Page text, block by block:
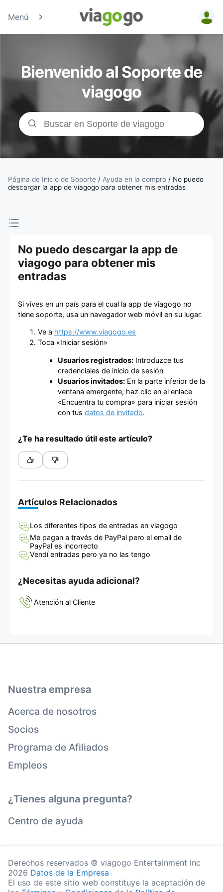
Menú
Entradas
para
Conciertos,
Deporte y
Teatro |
viagogo, el
sitio de
Bienvenido al Soporte de
viagogo
Página de Inicio de Soporte / Ayuda en la compra / No puedo
descargar la app de viagogo para obtener mis entradas
No puedo descargar la app de
viagogo para obtener mis
entradas
Si vives en un país para el cual la app de viagogo no
tiene soporte, usa un navegador web móvil en su lugar.
Ve a https://www.viagogo.es
Toca «Iniciar sesión»
Usuarios registrados: Introduzce tus
credenciales de inicio de sesión
Usuarios invitados: En la parte inferior de la
ventana emergente, haz clic en el enlace
«Encuentra tu compra» para iniciar sesión
con tus datos de invitado.
¿Te ha resultado útil este artículo?
Artículos Relacionados
Los diferentes tipos de entradas en viagogo
Me pagan a través de PayPal pero el email de
PayPal es incorrecto
Vendí entradas pero ya no las tengo
¿Necesitas ayuda adicional?
Atención al Cliente
Nuestra empresa
Acerca de nosotros
Socios
Programa de Afiliados
Empleos
¿Tienes alguna pregunta?
Centro de ayuda
Derechos reservados © viagogo Entertainment Inc
2026 Datos de la Empresa
El uso de este sitio web constituye la aceptación de